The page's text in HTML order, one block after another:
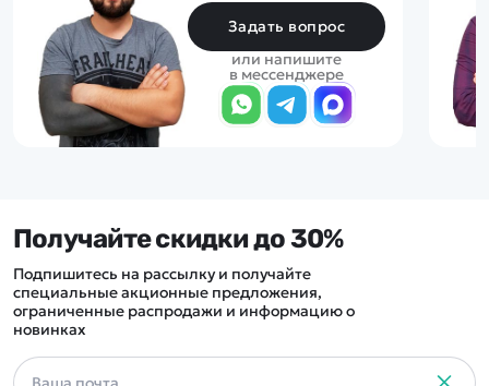
Задать вопрос
или напишите
в мессенджере
Получайте скидки до 30%
Подпишитесь на рассылку и получайте
специальные акционные предложения,
ограниченные распродажи и информацию о
новинках